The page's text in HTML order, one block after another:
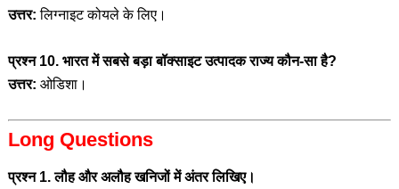
उत्तर: लिग्नाइट कोयले के लिए।
प्रश्न 10. भारत में सबसे बड़ा बॉक्साइट उत्पादक राज्य कौन-सा है?
उत्तर: ओडिशा।
Long Questions
प्रश्न 1. लौह और अलौह खनिजों में अंतर लिखिए।